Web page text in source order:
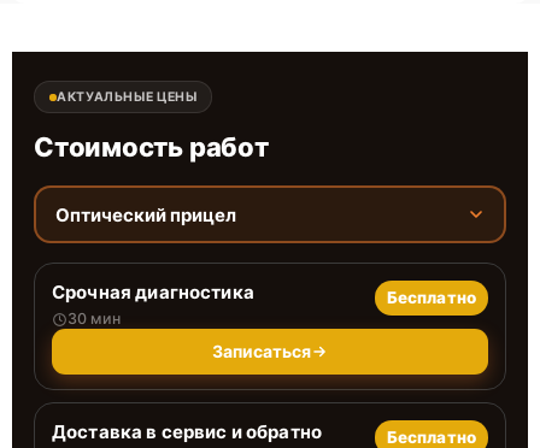
АКТУАЛЬНЫЕ ЦЕНЫ
Стоимость работ
Оптический прицел
Срочная диагностика
30 мин
Бесплатно
Записаться
Доставка в сервис и обратно Бесплатно